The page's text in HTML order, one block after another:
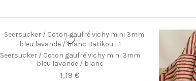
Seersucker / Coton gaufré vichy mini 3mm
bleu lavande / blanc
1,19 €